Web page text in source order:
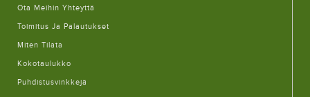
Ota Meihin Yhteyttä
Toimitus Ja Palautukset
Miten Tilata
Kokotaulukko
Puhdistusvinkkejä